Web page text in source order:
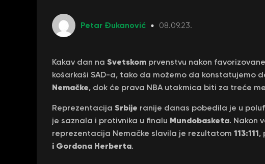
Petar Đukanović 08.09.23.
Kakav dan na Svetskom prvenstvu nakon favorizovane
košarkaši SAD-a, tako da možemo da konstatujemo
Nemačke, dok će prava NBA utakmica biti za treće
Reprezentacija Srbije ranije danas pobedila je u
je saznala i protivnika u finalu Mundobasketa. Nakon
reprezentacija Nemačke slavila je rezultatom 113:111,
i Gordona Herberta.